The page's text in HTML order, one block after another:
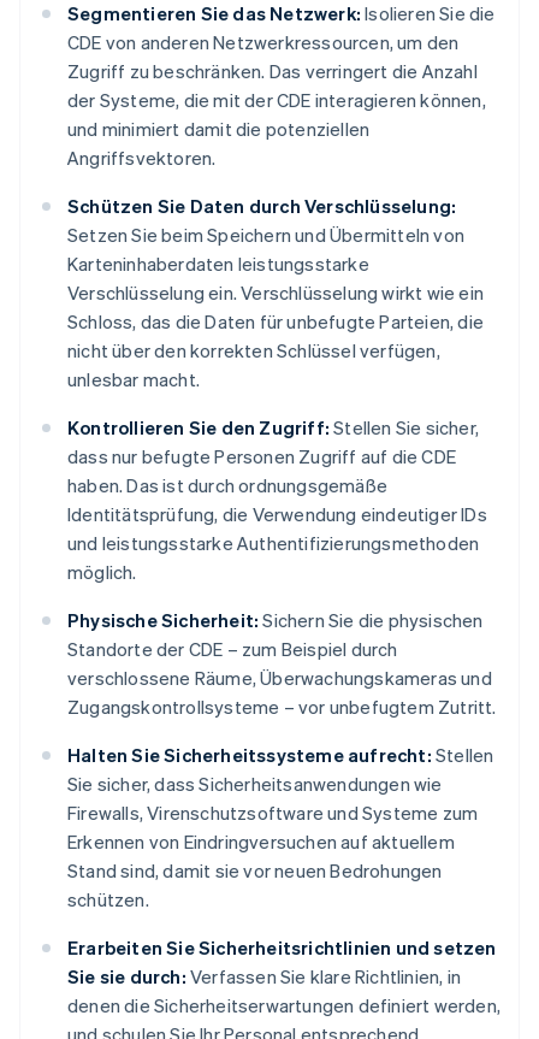
Segmentieren Sie das Netzwerk: Isolieren Sie die
CDE von anderen Netzwerkressourcen, um den
Zugriff zu beschränken. Das verringert die Anzahl
der Systeme, die mit der CDE interagieren können,
und minimiert damit die potenziellen
Angriffsvektoren.
Schützen Sie Daten durch Verschlüsselung:
Setzen Sie beim Speichern und Übermitteln von
Karteninhaberdaten leistungsstarke
Verschlüsselung ein. Verschlüsselung wirkt wie ein
Schloss, das die Daten für unbefugte Parteien, die
nicht über den korrekten Schlüssel verfügen,
unlesbar macht.
Kontrollieren Sie den Zugriff: Stellen Sie sicher,
dass nur befugte Personen Zugriff auf die CDE
haben. Das ist durch ordnungsgemäße
Identitätsprüfung, die Verwendung eindeutiger IDs
und leistungsstarke Authentifizierungsmethoden
möglich.
Physische Sicherheit: Sichern Sie die physischen
Standorte der CDE – zum Beispiel durch
verschlossene Räume, Überwachungskameras und
Zugangskontrollsysteme – vor unbefugtem Zutritt.
Halten Sie Sicherheitssysteme aufrecht: Stellen
Sie sicher, dass Sicherheitsanwendungen wie
Firewalls, Virenschutzsoftware und Systeme zum
Erkennen von Eindringversuchen auf aktuellem
Stand sind, damit sie vor neuen Bedrohungen
schützen.
Erarbeiten Sie Sicherheitsrichtlinien und setzen
Sie sie durch: Verfassen Sie klare Richtlinien, in
denen die Sicherheitserwartungen definiert werden,